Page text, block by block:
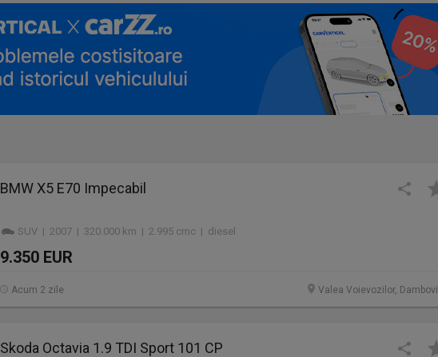
BMW X5 E70 Impecabil
SUV | 2007 | 320.000 km | 2.995 cmc | diesel
9.350 EUR
Valea Voievozilor,
Acum 2 zile
Skoda Octavia 1.9 TDI Sport 101 CP